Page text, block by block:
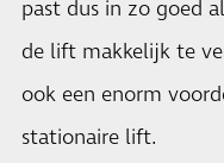
past dus in zo goed
de lift makkelijk te
ook een enorm
stationaire lift.